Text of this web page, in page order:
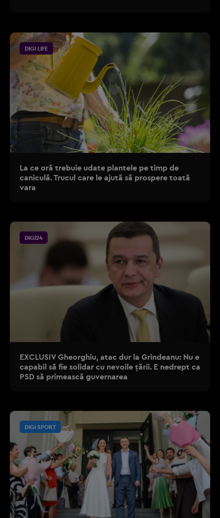
DIGI LIFE
La ce oră trebuie udate plantele pe timp de
caniculă. Trucul care le ajută să prospere toată
vara
DIGI24
EXCLUSIV Gheorghiu, atac dur la Grindeanu: Nu e
capabil să fie solidar cu nevoile țării. E nedrept ca
PSD să primească guvernarea
DIGI SPORT